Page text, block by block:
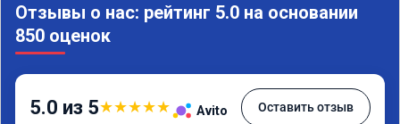
Отзывы о нас: рейтинг 5.0 на основании
850 оценок
5.0 из 5★★★★★ Avito Оставить отзыв